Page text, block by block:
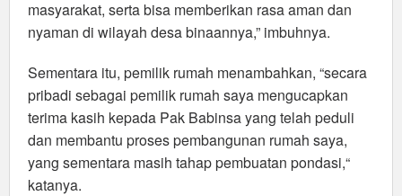
masyarakat, serta bisa memberikan rasa aman dan
nyaman di wilayah desa binaannya,” imbuhnya.
Sementara itu, pemilik rumah menambahkan, “secara
pribadi sebagai pemilik rumah saya mengucapkan
terima kasih kepada Pak Babinsa yang telah peduli
dan membantu proses pembangunan rumah saya,
yang sementara masih tahap pembuatan pondasi,“
katanya.